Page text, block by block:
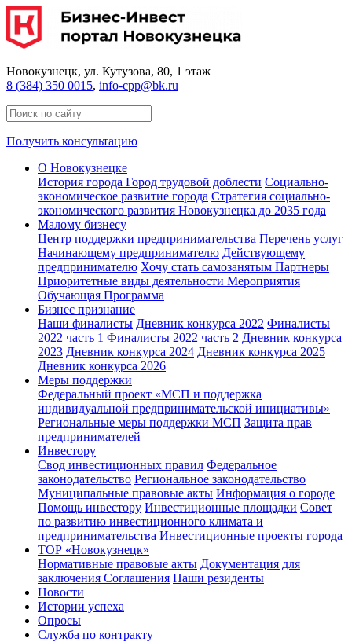
Новокузнецк, ул. Кутузова, 80, 1 этаж
8 (384) 350 0015, info-cpp@bk.ru
Получить консультацию
О Новокузнецке
История города Город трудовой доблести Социально-
экономическое развитие города Стратегия социально-
экономического развития Новокузнецка до 2035 года
Малому бизнесу
Центр поддержки предпринимательства Перечень услуг
Начинающему предпринимателю Действующему
предпринимателю Хочу стать самозанятым Партнеры
Приоритетные виды деятельности Мероприятия
Обучающая Программа
Бизнес признание
Наши финалисты Дневник конкурса 2022 Финалисты
2022 часть 1 Финалисты 2022 часть 2 Дневник конкурса
2023 Дневник конкурса 2024 Дневник конкурса 2025
Дневник конкурса 2026
Меры поддержки
Федеральный проект «МСП и поддержка
индивидуальной предпринимательской инициативы»
Региональные меры поддержки МСП Защита прав
предпринимателей
Инвестору
Свод инвестиционных правил Федеральное
законодательство Региональное законодательство
Муниципальные правовые акты Информация о городе
Помощь инвестору Инвестиционные площадки Совет
по развитию инвестиционного климата и
предпринимательства Инвестиционные проекты города
ТОР «Новокузнецк»
Нормативные правовые акты Документация для
заключения Соглашения Наши резиденты
Новости
Истории успеха
Опросы
Служба по контракту